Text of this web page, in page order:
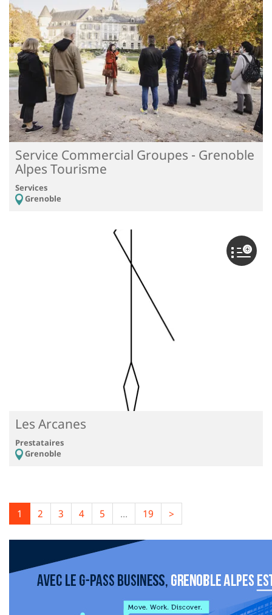
Service Commercial Groupes - Grenoble
Alpes Tourisme
Services
Grenoble
Les Arcanes
Prestataires
Grenoble
1 2 3 4 5 ... 19 >